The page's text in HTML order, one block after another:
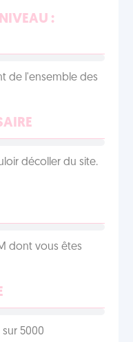
:
de l'ensemble des
décoller du site.
dont vous êtes
5000